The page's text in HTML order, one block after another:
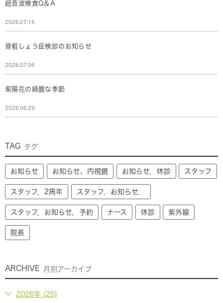
超音波検査Q＆A
2026.07.15
骨粗しょう症検診のお知らせ
2026.07.06
紫陽花の綺麗な季節
2026.06.29
TAG タグ
お知らせ お知らせ、内視鏡 お知らせ，休診 スタッフ
スタッフ，2周年 スタッフ，お知らせ，
スタッフ，お知らせ，予約 ナース 休診 紫外線
院長
ARCHIVE 月別アーカイブ
2026年 (25)